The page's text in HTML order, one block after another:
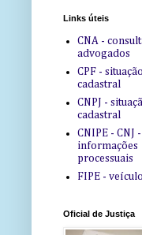
Links úteis
CNA -
advogados
CPF - situação
cadastral
CNPJ -
cadastral
CNIPE - CNJ -
informações
processuais
FIPE -
Oficial de Justiça